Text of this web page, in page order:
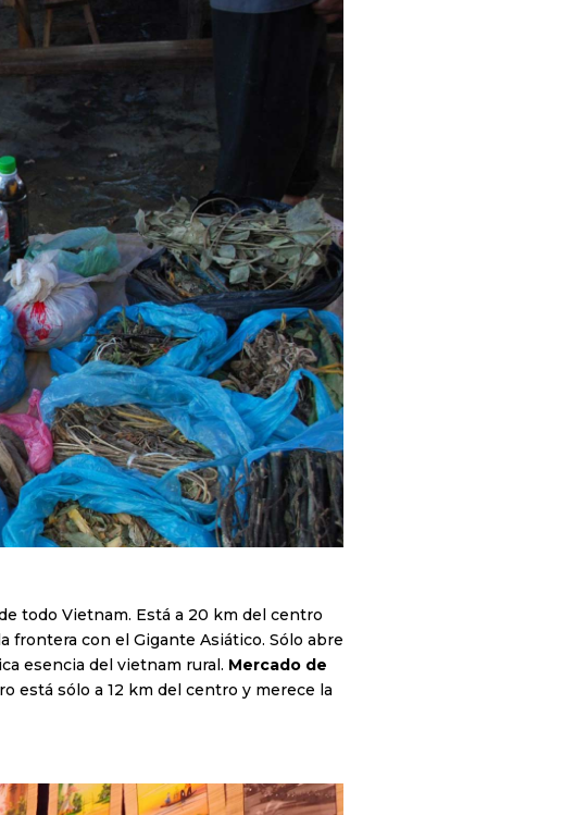
todo Vietnam. Está a 20 km del centro
frontera con el Gigante Asiático. Sólo abre
esencia del vietnam rural. Mercado de
está sólo a 12 km del centro y merece la